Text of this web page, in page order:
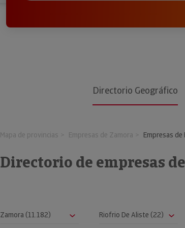
Directorio Geográfico
Mapa de provincias Empresas de Zamora Empresas
Directorio de empresas